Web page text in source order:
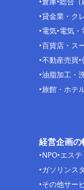
貸金業・ク
電気 電気・
百貨店・ス
不動産売買
油脂加工・
旅館・ホテ
経営企画の
NPO エス
ガソリンス
その他サー